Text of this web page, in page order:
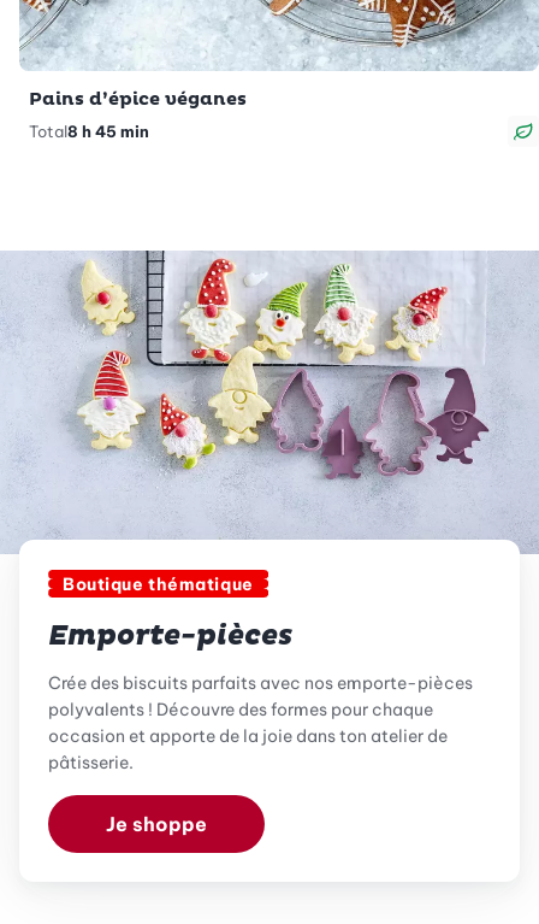
Pains d’épice véganes
Total8 h 45 min
Boutique thématique
Emporte-pièces
Crée des biscuits parfaits avec nos emporte-pièces
polyvalents ! Découvre des formes pour chaque
occasion et apporte de la joie dans ton atelier de
pâtisserie.
Je shoppe